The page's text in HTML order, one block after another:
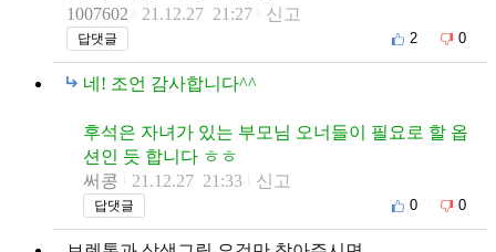
1007602
21.12.27 21:27 신고
답댓글 2 0
네! 조언 감사합니다^^
후석은 자녀가 있는 부모님 오너들이 필요로 할 옵
션인 듯 합니다 ㅎㅎ
써콩
21.12.27 21:33 신고
답댓글 0 0